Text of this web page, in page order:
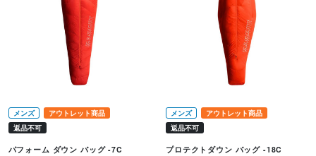
メンズ
アウトレット商品
返品不可
パフォーム ダウン バッグ -7C
メンズ
アウトレット商品
返品不可
プロテクトダウン バッグ -18C